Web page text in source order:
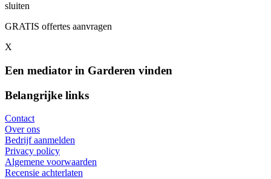
sluiten
GRATIS offertes aanvragen
X
Een mediator in Garderen vinden
Belangrijke links
Contact
Over ons
Bedrijf aanmelden
Privacy policy
Algemene voorwaarden
Recensie achterlaten